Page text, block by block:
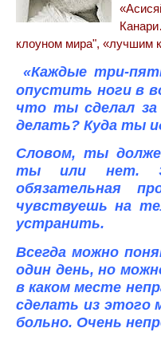
клоуном мира", «лучшим
«Каждые три-
опустить ноги в
что ты сделал
делать? Куда ты
Словом, ты
ты или нет.
обязательная
чувствуешь на
устранить.
Всегда можно
один день, но
в каком месте
сделать из этого
больно. Очень